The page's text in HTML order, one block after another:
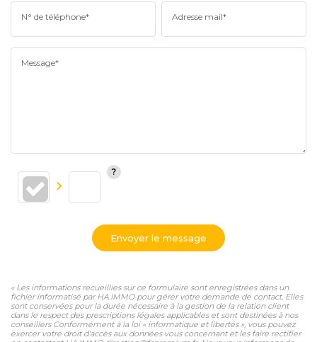
N° de téléphone* Adresse mail*
Message*
Envoyer le message
« Les informations recueillies sur ce formulaire sont enregistrées dans un
fichier informatisé par HA.IMMO pour gérer votre demande de contact. Elles
sont conservées pour la durée nécessaire à la gestion de la relation client
dans le respect des prescriptions légales applicables et sont destinées à nos
conseillers Conformément à la loi « informatique et libertés », vous pouvez
exercer votre droit d'accès aux données vous concernant et les faire rectifier